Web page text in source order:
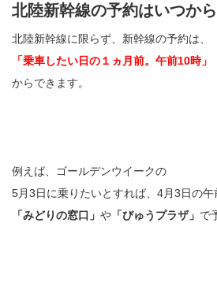
北陸新幹線の予約はいつか
北陸新幹線に限らず、新幹線の予約は、
「乗車したい日の１ヵ月前。午前10時」
からできます。
例えば、ゴールデンウイークの
5月3日に乗りたいとすれば、4月3日の午
「みどりの窓口」 や 「びゅうプラザ」 で